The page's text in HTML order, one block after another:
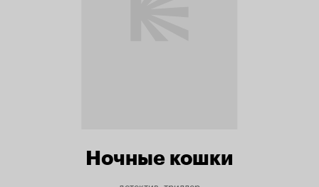
Ночные кошки